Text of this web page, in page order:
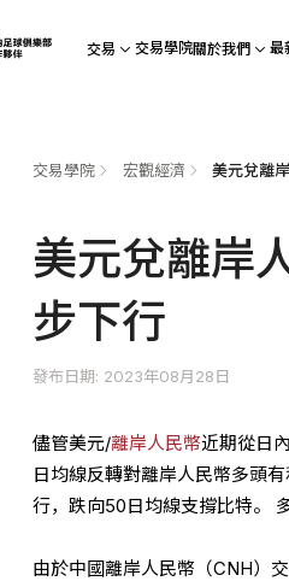
交易 交易學院關於我們 最
交易學院 宏觀經濟 美元兌離
美元兌離岸
步下行
發布日期: 2023年08月28日
儘管美元/離岸人民幣近期從日
日均線反轉對離岸人民幣多頭
行，跌向50日均線支撐比特。
由於中國離岸人民幣（CNH）